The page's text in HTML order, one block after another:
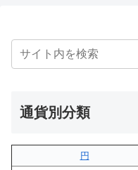
通貨別分類
円